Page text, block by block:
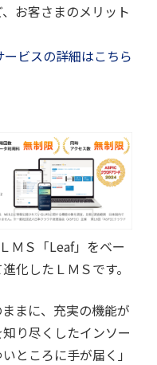
お客さまのメリット
ービスの詳細はこちら
ＭＳ「Leaf」をベー
化したＬＭＳです。
まに、充実の機能が
り尽くしたインソー
ところに手が届く」